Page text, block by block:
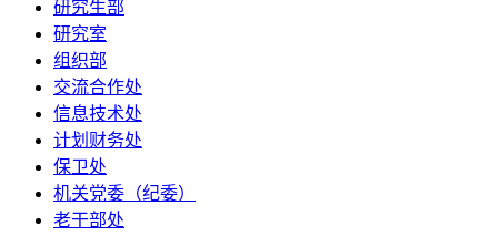
研究生部
研究室
组织部
交流合作处
信息技术处
计划财务处
保卫处
机关党委（纪委）
老干部处